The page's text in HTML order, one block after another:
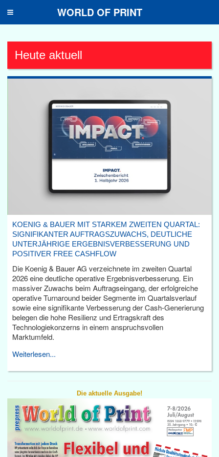
Toggle
WORLD OF PRINT
Heute aktuell
KOENIG & BAUER MIT STARKEM ZWEITEN QUARTAL:
SIGNIFIKANTER AUFTRAGSZUWACHS, DEUTLICHE
UNTERJÄHRIGE ERGEBNISVERBESSERUNG UND
POSITIVER FREE CASHFLOW
Die Koenig & Bauer AG verzeichnete im zweiten Quartal
2026 eine deutliche operative Ergebnisverbesserung. Ein
massiver Zuwachs beim Auftragseingang, der erfolgreiche
operative Turnaround beider Segmente im Quartalsverlauf
sowie eine signifikante Verbesserung der Cash-Generierung
belegen die hohe Resilienz und Ertragskraft des
Technologiekonzerns in einem anspruchsvollen
Marktumfeld.
Weiterlesen...
Die aktuelle Ausgabe!